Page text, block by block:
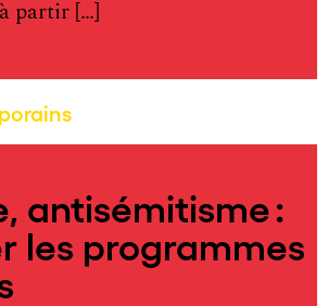
partir […]
antisémitisme :
les programmes